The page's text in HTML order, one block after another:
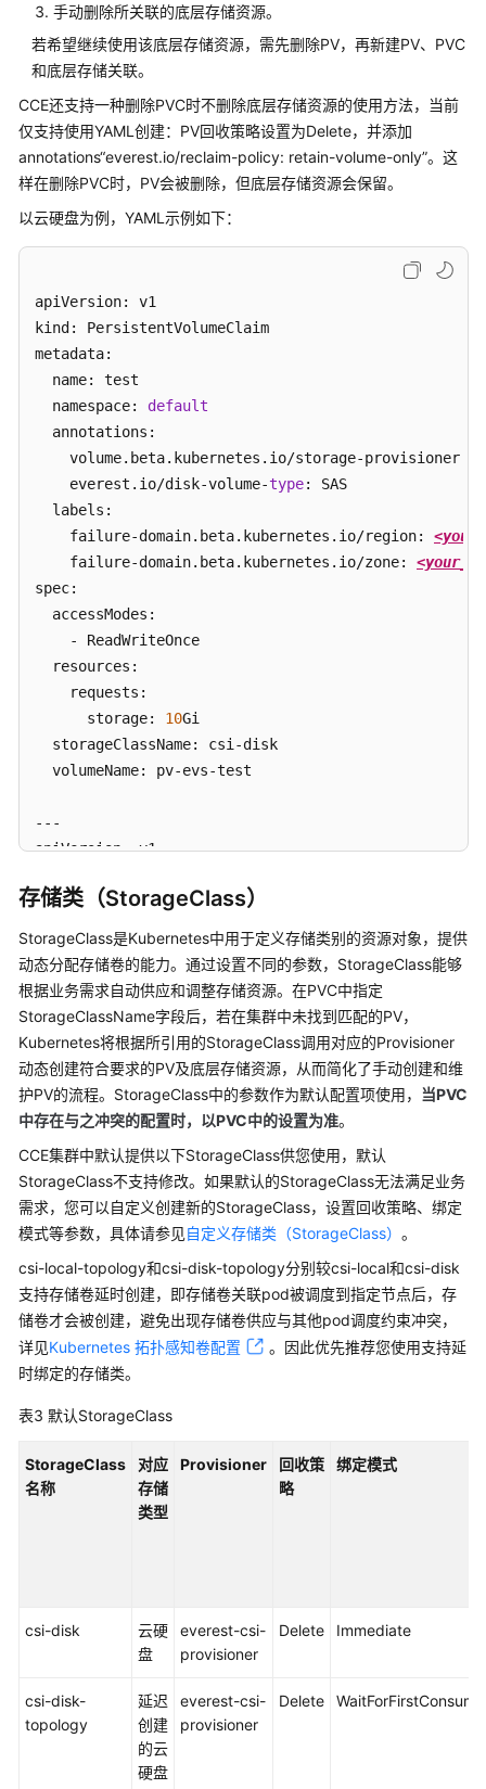
助
更
多
档
考
责
任
共
担
服
协
（SLA）
书
资
支
区
系
统
权
限
手动删除所关联的底层存储资源。
若希望继续使用该底层存储资源，需先删除PV，再新建PV、PVC
和底层存储关联。
CCE还支持一种删除PVC时不删除底层存储资源的使用方法，当前
仅支持使用YAML创建：PV回收策略设置为Delete，并添加
annotations“everest.io/reclaim-policy: retain-volume-only”。这
样在删除PVC时，PV会被删除，但底层存储资源会保留。
以云硬盘为例，YAML示例如下：
apiVersion: v1
kind: PersistentVolumeClaim
metadata:
  name: test
  namespace:
default
  annotations:
volume.beta.kubernetes.io/storage-provisioner:
    everest.io/disk-volume-
type: SAS
  labels:
    failure-domain.beta.kubernetes.io/region:
    failure-domain.beta.kubernetes.io/zone:
spec:
  accessModes:
    - ReadWriteOnce
  resources:
    requests:
      storage:
10Gi
  storageClassName: csi-disk
  volumeName: pv-evs-test
---
apiVersion: v1
metadata:
pv.kubernetes.io/provisioned-by: everest-csi-
    everest.io/reclaim-policy: retain-volume-only
  labels:
    failure-domain.beta.kubernetes.io/region:
    failure-domain.beta.kubernetes.io/zone:
spec:
    - ReadWriteOnce
  capacity:
    storage:
10Gi
  csi:
    driver: disk.csi.everest.io
    fsType: ext4
    volumeHandle:
2af98016-6082-4ad6-bedc-1
    volumeAttributes:
storage.kubernetes.io/csiProvisionerIdentity:
      everest.io/disk-volume-
  storageClassName: csi-disk
存储类（StorageClass）
StorageClass是Kubernetes中用于定义存储类别的资源对象，提供
动态分配存储卷的能力。通过设置不同的参数，StorageClass能够
根据业务需求自动供应和调整存储资源。在PVC中指定
StorageClassName字段后，若在集群中未找到匹配的PV，
Kubernetes将根据所引用的StorageClass调用对应的Provisioner
动态创建符合要求的PV及底层存储资源，从而简化了手动创建和维
护PV的流程。StorageClass中的参数作为默认配置项使用， 当PVC
中存在与之冲突的配置时，以PVC中的设置为准。
CCE集群中默认提供以下StorageClass供您使用，默认
StorageClass不支持修改。如果默认的StorageClass无法满足业务
需求，您可以自定义创建新的StorageClass，设置回收策略、绑定
模式等参数，具体请参见自定义存储类（StorageClass） 。
csi-local-topology和csi-disk-topology分别较csi-local和csi-disk
支持存储卷延时创建，即存储卷关联pod被调度到指定节点后，存
储卷才会被创建，避免出现存储卷供应与其他pod调度约束冲突，
详见Kubernetes 拓扑感知卷配置
。因此优先推荐您使用支持延
时绑定的存储类。
表3 默认StorageClass
StorageClass
名称
对应
存储
类型
Provisioner
回收策
略
绑定模式
csi-disk
云硬
盘
everest-csi-
provisioner
Delete Immediate
csi-disk-
topology
延迟
创建
的云
硬盘
everest-csi-
provisioner
Delete